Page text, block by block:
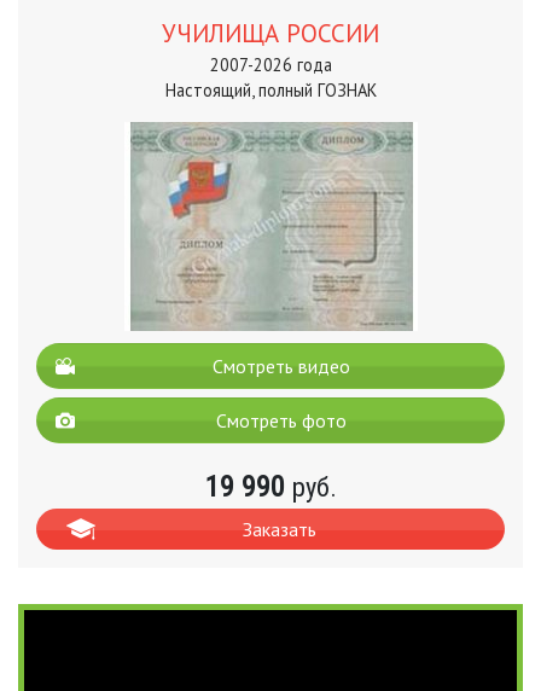
УЧИЛИЩА РОССИИ
2007-2026 года
Настоящий, полный ГОЗНАК
Смотреть видео
Смотреть фото
19 990 руб.
Заказать